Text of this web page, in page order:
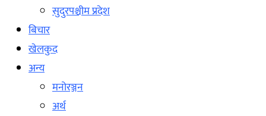
सुदुरपश्चीम प्रदेश
बिचार
खेलकुद
अन्य
मनोरञ्जन
अर्थ